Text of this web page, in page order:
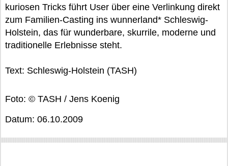
kuriosen Tricks führt User über eine Verlinkung direkt
zum Familien-Casting ins wunnerland* Schleswig-
Holstein, das für wunderbare, skurrile, moderne und
traditionelle Erlebnisse steht.
Text: Schleswig-Holstein (TASH)
Foto: © TASH / Jens Koenig
Datum: 06.10.2009